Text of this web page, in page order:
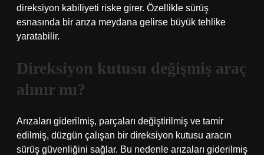
direksiyon kabiliyeti riske girer. Özellikle sürüş
esnasında bir arıza meydana gelirse büyük tehlike
yaratabilir.
Direksiyon kutusu değişmiş araç
alınır mı?
Arızaları giderilmiş, parçaları değiştirilmiş ve tamir
edilmiş, düzgün çalışan bir direksiyon kutusu aracın
sürüş güvenliğini sağlar. Bu nedenle arızaları giderilmiş